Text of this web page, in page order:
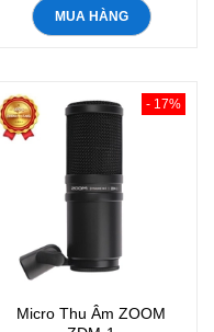
MUA HÀNG
- 17%
Micro Thu Âm ZOOM